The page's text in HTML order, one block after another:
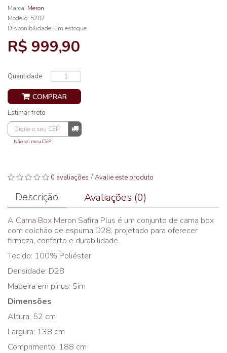
Marca: Meron
Modelo: 5282
Disponibilidade: Em estoque
R$ 999,90
Quantidade
COMPRAR
Estimar frete
Não sei meu CEP
0 avaliações /Avalie este produto
Descrição Avaliações (0)
A Cama Box Meron Safira Plus é um conjunto de cama box
com colchão de espuma D28, projetado para oferecer
firmeza, conforto e durabilidade.
Tecido: 100% Poliéster
Densidade: D28
Madeira em pinus: Sim
Dimensões
Altura: 52 cm
Largura: 138 cm
Comprimento: 188 cm